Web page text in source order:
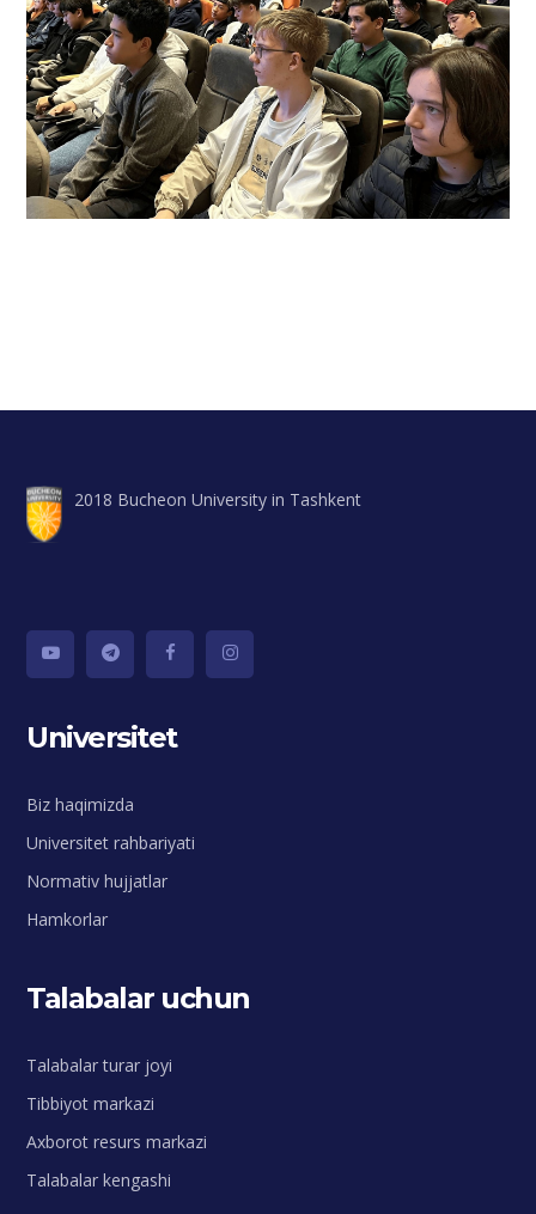
2018 Bucheon University in Tashkent
Universitet
Biz haqimizda
Universitet rahbariyati
Normativ hujjatlar
Hamkorlar
Talabalar uchun
Talabalar turar joyi
Tibbiyot markazi
Axborot resurs markazi
Talabalar kengashi